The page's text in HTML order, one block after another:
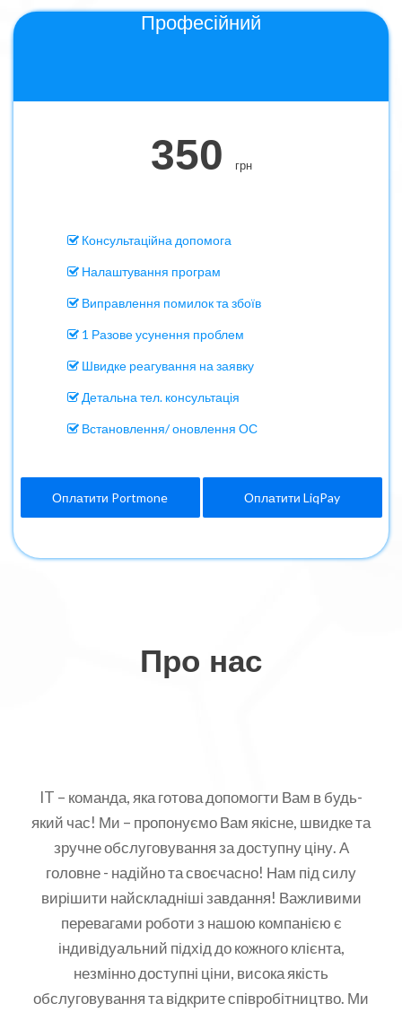
Професійний
350 грн
Консультаційна допомога
Налаштування програм
Виправлення помилок та збоїв
1 Разове усунення проблем
Швидке реагування на заявку
Детальна тел. консультація
Встановлення/ оновлення ОС
Оплатити Portmone Оплатити LiqPay
Про нас
IT – команда, яка готова допомогти Вам в будь-
який час! Ми – пропонуємо Вам якісне, швидке та
зручне обслуговування за доступну ціну. А
головне - надійно та своєчасно! Нам під силу
вирішити найскладніші завдання! Важливими
перевагами роботи з нашою компанією є
індивідуальний підхід до кожного клієнта,
незмінно доступні ціни, висока якість
обслуговування та відкрите співробітництво. Ми